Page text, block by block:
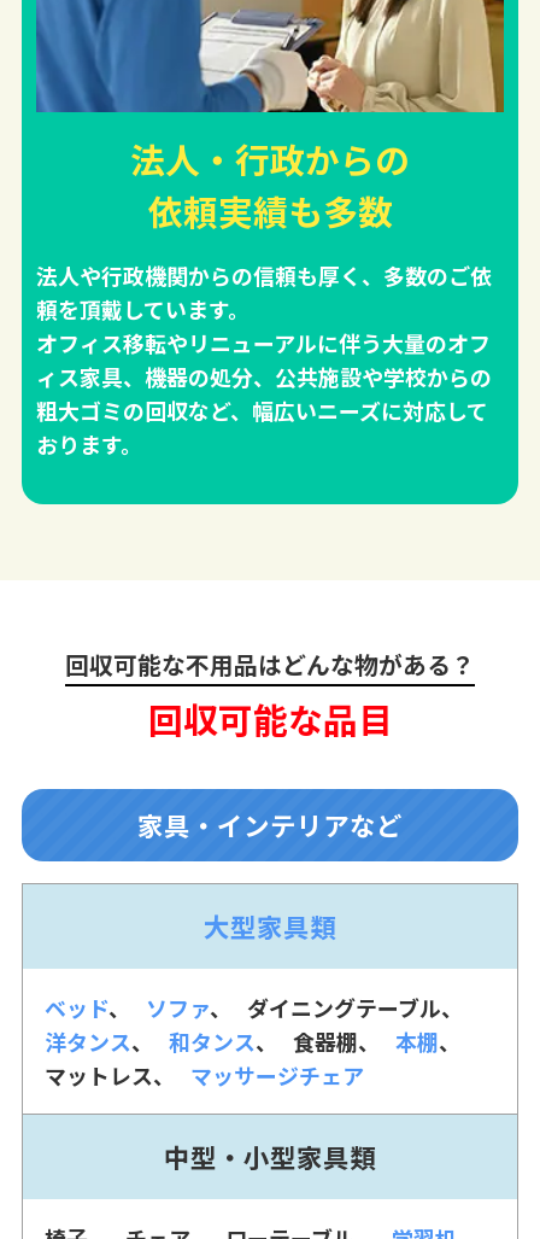
法人・行政からの
依頼実績も多数
法人や行政機関からの信頼も厚く、多数のご依
頼を頂戴しています。
オフィス移転やリニューアルに伴う大量のオフ
ィス家具、機器の処分、公共施設や学校からの
粗大ゴミの回収など、幅広いニーズに対応して
おります。
回収可能な不用品はどんな物がある？
回収可能な品目
家具・インテリアなど
大型家具類
ベッド ソファ
ダイニングテーブル
洋タンス
和タンス 食器棚
本棚
マットレス
マッサージチェア
中型・小型家具類